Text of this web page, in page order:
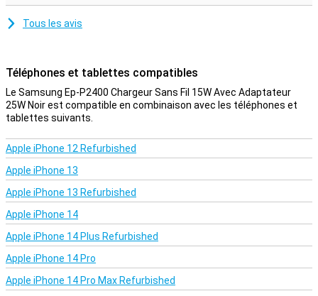
Tous les avis
Téléphones et tablettes compatibles
Le Samsung Ep-P2400 Chargeur Sans Fil 15W Avec Adaptateur
25W Noir est compatible en combinaison avec les téléphones et
tablettes suivants.
Apple iPhone 12 Refurbished
Apple iPhone 13
Apple iPhone 13 Refurbished
Apple iPhone 14
Apple iPhone 14 Plus Refurbished
Apple iPhone 14 Pro
Apple iPhone 14 Pro Max Refurbished